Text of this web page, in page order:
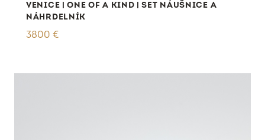
VENICE | ONE OF A KIND | SET NÁUŠNICE A
NÁHRDELNÍK
3800 €